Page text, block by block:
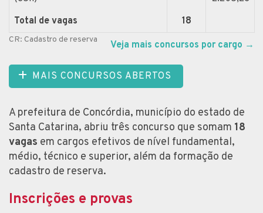
Total de vagas
18
CR: Cadastro de reserva Veja mais concursos por cargo →
MAIS CONCURSOS ABERTOS
A prefeitura de Concórdia, município do estado de
Santa Catarina, abriu três concurso que somam 18
vagas em cargos efetivos de nível fundamental,
médio, técnico e superior, além da formação de
cadastro de reserva.
Inscrições e provas